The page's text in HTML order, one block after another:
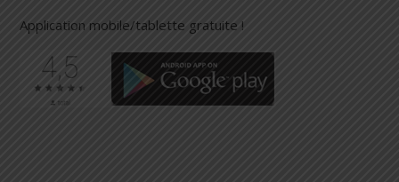
Application mobile/tablette gratuite !